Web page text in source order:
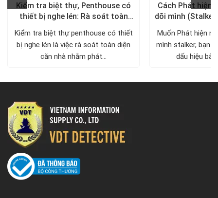
Kiểm tra biệt thự, Penthouse có
thiết bị nghe lén: Rà soát toàn
Kiểm tra biệt thự penthouse có thiết
bị nghe lén là việc rà soát toàn diện
căn nhà nhằm phát...
Cách Phát hiện
dõi mình
Muốn Phát hiện
mình stalker, bạn
dấu hiệu bất